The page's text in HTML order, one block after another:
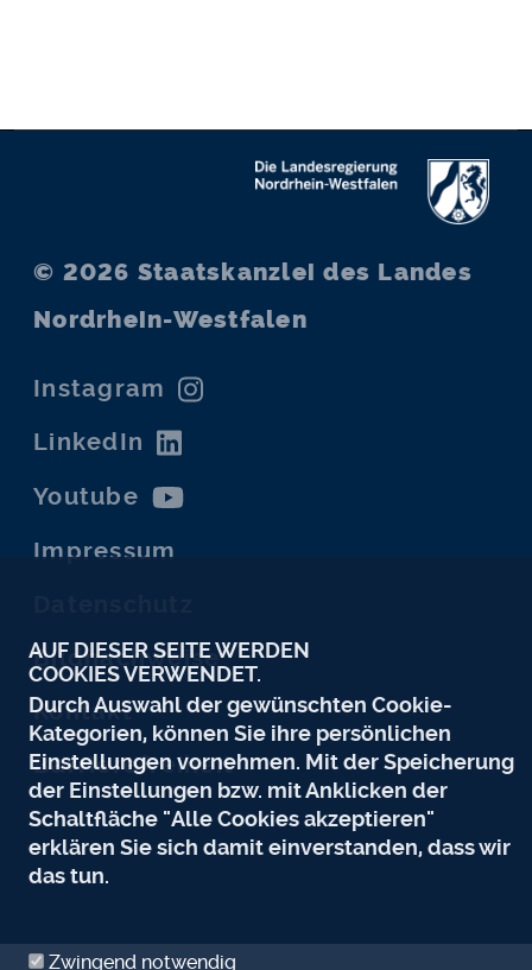
© 2026 Staatskanzlei des Landes
Nordrhein-Westfalen
Instagram
LinkedIn
Youtube
Impressum
Bildnachweise
Kontakt
Barrierefreiheit
AUF DIESER SEITE WERDEN
COOKIES VERWENDET.
Durch Auswahl der gewünschten Cookie-
Kategorien, können Sie ihre persönlichen
Einstellungen vornehmen. Mit der Speicherung
der Einstellungen bzw. mit Anklicken der
Schaltfläche "Alle Cookies akzeptieren"
erklären Sie sich damit einverstanden, dass wir
das tun.
Zwingend notwendig